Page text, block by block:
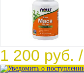
1 200 руб.